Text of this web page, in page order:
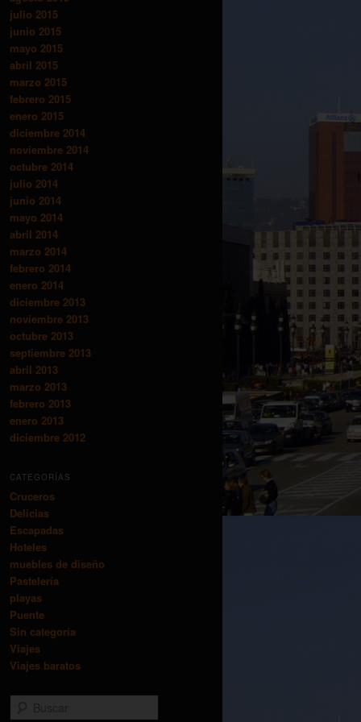
julio 2015
junio 2015
mayo 2015
abril 2015
marzo 2015
febrero 2015
enero 2015
diciembre 2014
noviembre 2014
octubre 2014
julio 2014
junio 2014
mayo 2014
abril 2014
marzo 2014
febrero 2014
enero 2014
diciembre 2013
noviembre 2013
octubre 2013
septiembre 2013
abril 2013
marzo 2013
febrero 2013
enero 2013
diciembre 2012
CATEGORÍAS
Cruceros
Delicias
Escapadas
Hoteles
muebles de diseño
Pastelería
playas
Puente
Sin categoría
Viajes
Viajes baratos